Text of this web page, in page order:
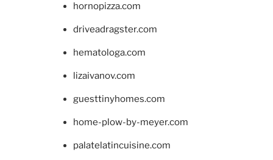
hornopizza.com
driveadragster.com
hematologa.com
lizaivanov.com
guesttinyhomes.com
home-plow-by-meyer.com
palatelatincuisine.com